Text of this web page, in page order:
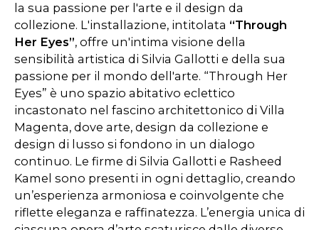
la sua passione per l'arte e il design da
collezione. L'installazione, intitolata “Through
Her Eyes”, offre un'intima visione della
sensibilità artistica di Silvia Gallotti e della sua
passione per il mondo dell'arte. “Through Her
Eyes” è uno spazio abitativo eclettico
incastonato nel fascino architettonico di Villa
Magenta, dove arte, design da collezione e
design di lusso si fondono in un dialogo
continuo. Le firme di Silvia Gallotti e Rasheed
Kamel sono presenti in ogni dettaglio, creando
un’esperienza armoniosa e coinvolgente che
riflette eleganza e raffinatezza. L’energia unica di